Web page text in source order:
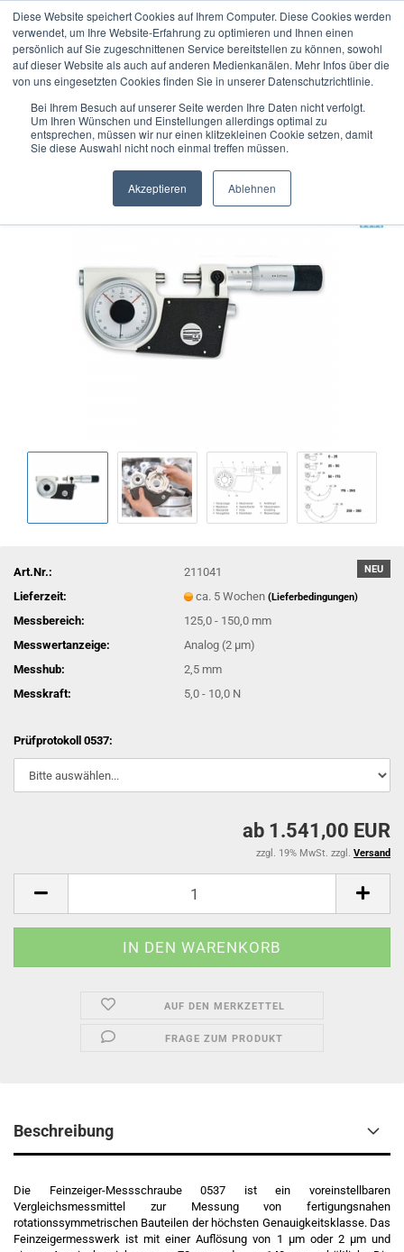
Diese Website speichert Cookies auf Ihrem Computer. Diese Cookies werden
verwendet, um Ihre Website-Erfahrung zu optimieren und Ihnen einen
persönlich auf Sie zugeschnittenen Service bereitstellen zu können, sowohl
auf dieser Website als auch auf anderen Medienkanälen. Mehr Infos über die
von uns eingesetzten Cookies finden Sie in unserer Datenschutzrichtlinie.
Bei Ihrem Besuch auf unserer Seite werden Ihre Daten nicht verfolgt.
Um Ihren Wünschen und Einstellungen allerdings optimal zu
entsprechen, müssen wir nur einen klitzekleinen Cookie setzen, damit
Sie diese Auswahl nicht noch einmal treffen müssen.
Akzeptieren Ablehnen
« Erster « zurück weiter »
Letzter »
FMS Feinzeiger-Messschraube 0537 - 2 µm (MB: 125,0 -
150,0 mm)
NEU
Art.Nr.:
211041
Lieferzeit:
ca. 5 Wochen(Lieferbedingungen)
Messbereich:
125,0 - 150,0 mm
Messwertanzeige:
Analog (2 µm)
Messhub:
2,5 mm
Messkraft:
5,0 - 10,0 N
Prüfprotokoll 0537:
ab 1.541,00 EUR
zzgl. 19% MwSt. zzgl. Versand
AUF DEN MERKZETTEL
FRAGE ZUM PRODUKT
Beschreibung
Die Feinzeiger-Messschraube 0537 ist ein voreinstellbaren
Vergleichsmessmittel zur Messung von fertigungsnahen
rotationssymmetrischen Bauteilen der höchsten Genauigkeitsklasse. Das
Feinzeigermesswerk ist mit einer Auflösung von 1 µm oder 2 µm und